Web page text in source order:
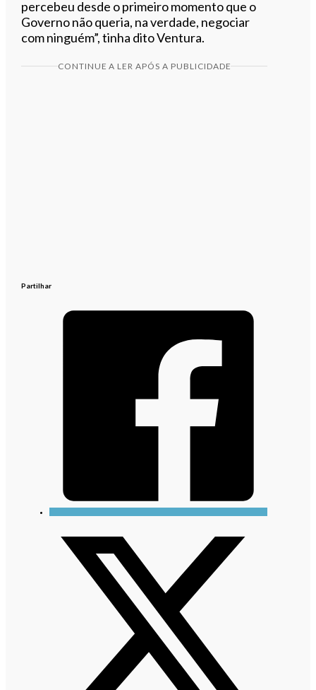
percebeu desde o primeiro momento que o
Governo não queria, na verdade, negociar
com ninguém”, tinha dito Ventura.
CONTINUE A LER APÓS A PUBLICIDADE
Partilhar